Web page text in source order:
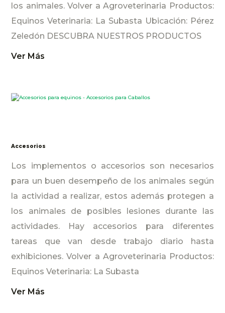
los animales. Volver a Agroveterinaria Productos:
Equinos Veterinaria: La Subasta Ubicación: Pérez
Zeledón DESCUBRA NUESTROS PRODUCTOS
Ver Más
Accesorios
Los implementos o accesorios son necesarios
para un buen desempeño de los animales según
la actividad a realizar, estos además protegen a
los animales de posibles lesiones durante las
actividades. Hay accesorios para diferentes
tareas que van desde trabajo diario hasta
exhibiciones. Volver a Agroveterinaria Productos:
Equinos Veterinaria: La Subasta
Ver Más